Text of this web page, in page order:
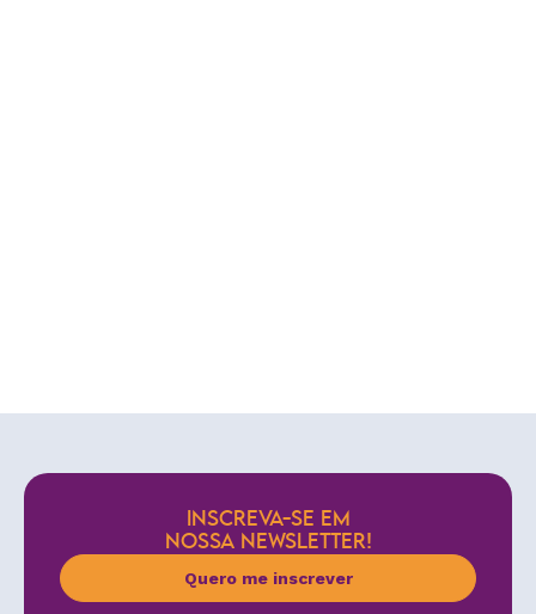
INSCREVA-SE EM
NOSSA NEWSLETTER!
Quero me inscrever